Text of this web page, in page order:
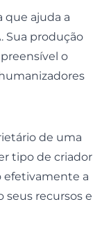
que ajuda a
Sua produção
o
de uma
tipo de criador
efetivamente a
seus recursos e